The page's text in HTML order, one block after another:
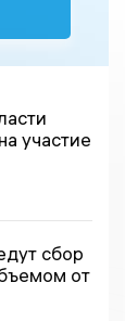
участие
сбор
от